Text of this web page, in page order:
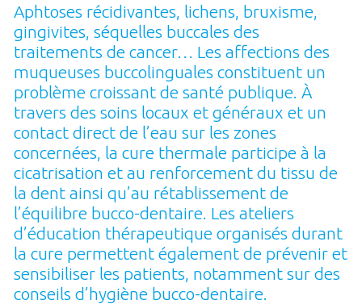
Aphtoses récidivantes, lichens, bruxisme,
gingivites, séquelles buccales des
traitements de cancer… Les affections des
muqueuses buccolinguales constituent un
problème croissant de santé publique. À
travers des soins locaux et généraux et un
contact direct de l’eau sur les zones
concernées, la cure thermale participe à la
cicatrisation et au renforcement du tissu de
la dent ainsi qu’au rétablissement de
l’équilibre bucco-dentaire. Les ateliers
d’éducation thérapeutique organisés durant
la cure permettent également de prévenir et
sensibiliser les patients, notamment sur des
conseils d’hygiène bucco-dentaire.